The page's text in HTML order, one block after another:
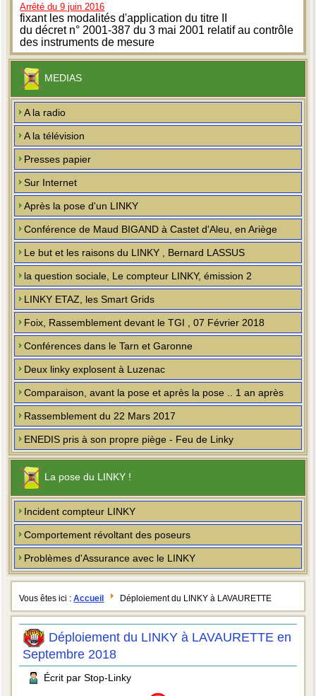
Arrêté du 9 juin 2016
fixant les modalités d'application du titre II
du décret n° 2001-387 du 3 mai 2001 relatif au contrôle
des instruments de mesure
MEDIAS
A la radio
A la télévision
Presses papier
Sur Internet
Après la pose d'un LINKY
Conférence de Maud BIGAND à Castet d'Aleu, en Ariège
Le but et les raisons du LINKY , Bernard LASSUS
la question sociale, Le compteur LINKY, émission 2
LINKY ETAZ, les Smart Grids
Foix, Rassemblement devant le TGI , 07 Février 2018
Conférences dans le Tarn et Garonne
Deux linky explosent à Luzenac
Comparaison, avant la pose et après la pose .. 1 an après
Rassemblement du 22 Mars 2017
ENEDIS pris à son propre piège - Feu de Linky
La pose du LINKY !
Incident compteur LINKY
Comportement révoltant des poseurs
Problèmes d'Assurance avec le LINKY
Vous êtes ici :Accueil Déploiement du LINKY à LAVAURETTE
Déploiement du LINKY à LAVAURETTE en
Septembre 2018
Écrit par Stop-Linky